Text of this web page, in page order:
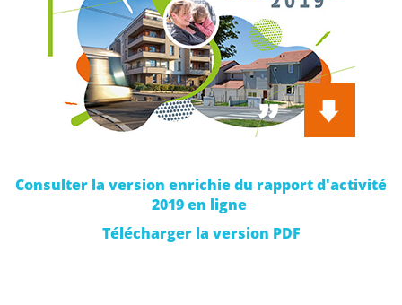
Consulter la version enrichie du rapport d'activité
2019 en ligne
Télécharger la version PDF